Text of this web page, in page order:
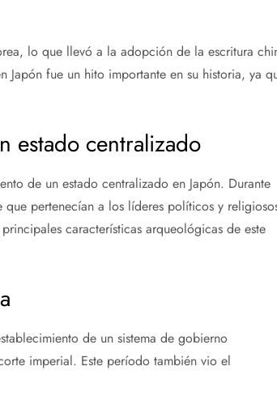
lo que llevó a la adopción de la escritura
fue un hito importante en su historia, ya
estado centralizado
de un estado centralizado en Japón. Durante
que pertenecían a los líderes políticos y
características arqueológicas de este
de un sistema de gobierno
imperial. Este período también vio el